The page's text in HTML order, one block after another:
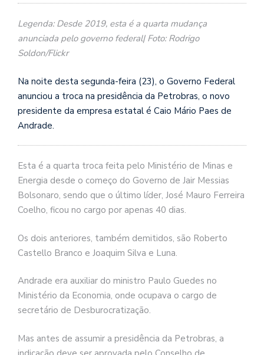
Legenda: Desde 2019, esta é a quarta mudança
anunciada pelo governo federal| Foto: Rodrigo
Soldon/Flickr
Na noite desta segunda-feira (23), o Governo Federal
anunciou a troca na presidência da Petrobras, o novo
presidente da empresa estatal é Caio Mário Paes de
Andrade.
Esta é a quarta troca feita pelo Ministério de Minas e
Energia desde o começo do Governo de Jair Messias
Bolsonaro, sendo que o último líder, José Mauro Ferreira
Coelho, ficou no cargo por apenas 40 dias.
Os dois anteriores, também demitidos, são Roberto
Castello Branco e Joaquim Silva e Luna.
Andrade era auxiliar do ministro Paulo Guedes no
Ministério da Economia, onde ocupava o cargo de
secretário de Desburocratização.
Mas antes de assumir a presidência da Petrobras, a